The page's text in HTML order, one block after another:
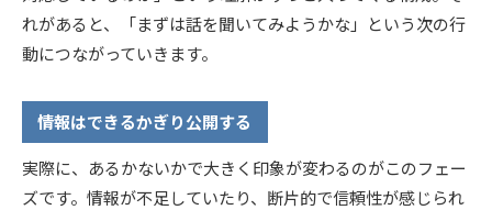
れがあると、「まずは話を聞いてみようかな」という次の行
動につながっていきます。
情報はできるかぎり公開する
実際に、あるかないかで大きく印象が変わるのがこのフェー
ズです。情報が不足していたり、断片的で信頼性が感じられ